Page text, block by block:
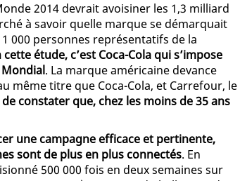
2014 devrait avoisiner les 1,3 milliard
à savoir quelle marque se démarquait
000 personnes représentatifs de la
cette étude, c’est Coca-Cola qui s’impose
. La marque américaine devance
même titre que Coca-Cola, et Carrefour, le
constater que, chez les moins de 35 ans
une campagne efficace et pertinente,
sont de plus en plus connectés. En
500 000 fois en deux semaines sur